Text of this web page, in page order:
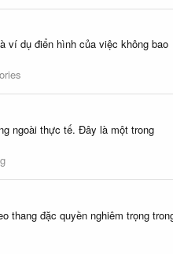
ví dụ điển hình của việc không bao
ngoài thực tế. Đây là một trong
thang đặc quyền nghiêm trọng